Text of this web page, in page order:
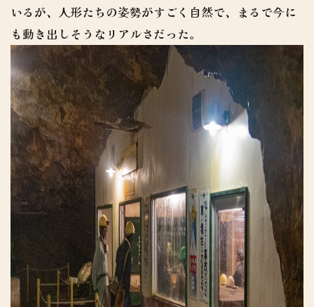
いるが、人形たちの姿勢がすごく自然で、まるで今に
も動き出しそうなリアルさだった。